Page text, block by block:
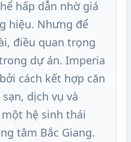
hấp dẫn nhờ giá
hiệu. Nhưng để
điều quan trọng
dự án. Imperia
cách kết hợp căn
dịch vụ và
hệ sinh thái
tâm Bắc Giang.